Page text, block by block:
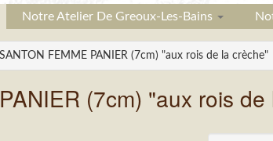
Notre Atelier De Greoux-Les-Bains
FEMME PANIER (7cm) "aux rois de la crèche"
(7cm) "aux rois